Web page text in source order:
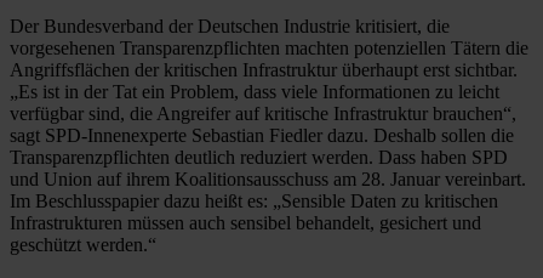
Der Bundesverband der Deutschen Industrie kritisiert, die
vorgesehenen Transparenzpflichten machten potenziellen Tätern die
Angriffsflächen der kritischen Infrastruktur überhaupt erst sichtbar.
„Es ist in der Tat ein Problem, dass viele Informationen zu leicht
verfügbar sind, die Angreifer auf kritische Infrastruktur brauchen“,
sagt SPD-Innenexperte Sebastian Fiedler dazu. Deshalb sollen die
Transparenzpflichten deutlich reduziert werden. Dass haben SPD
und Union auf ihrem Koalitionsausschuss am 28. Januar vereinbart.
Im Beschlusspapier dazu heißt es: „Sensible Daten zu kritischen
Infrastrukturen müssen auch sensibel behandelt, gesichert und
geschützt werden.“